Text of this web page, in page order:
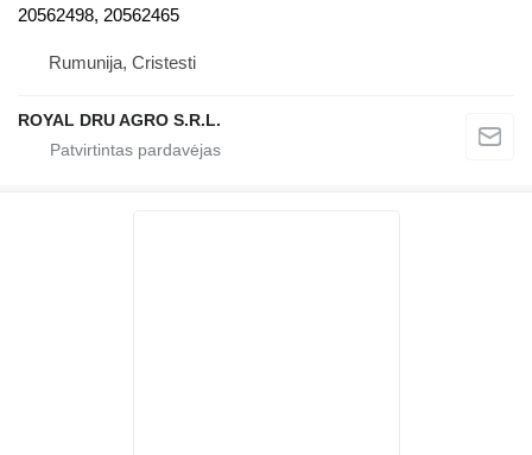
20562498, 20562465
Rumunija, Cristesti
ROYAL DRU AGRO S.R.L.